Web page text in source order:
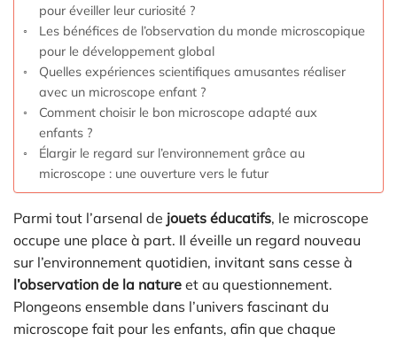
pour éveiller leur curiosité ?
Les bénéfices de l’observation du monde microscopique
pour le développement global
Quelles expériences scientifiques amusantes réaliser
avec un microscope enfant ?
Comment choisir le bon microscope adapté aux
enfants ?
Élargir le regard sur l’environnement grâce au
microscope : une ouverture vers le futur
Parmi tout l’arsenal de jouets éducatifs, le microscope
occupe une place à part. Il éveille un regard nouveau
sur l’environnement quotidien, invitant sans cesse à
l’observation de la nature et au questionnement.
Plongeons ensemble dans l’univers fascinant du
microscope fait pour les enfants, afin que chaque